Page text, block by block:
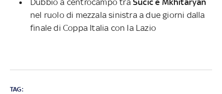
Dubbio a centrocampo tra Sucic e Mkhitaryan
nel ruolo di mezzala sinistra a due giorni dalla
finale di Coppa Italia con la Lazio
TAG: